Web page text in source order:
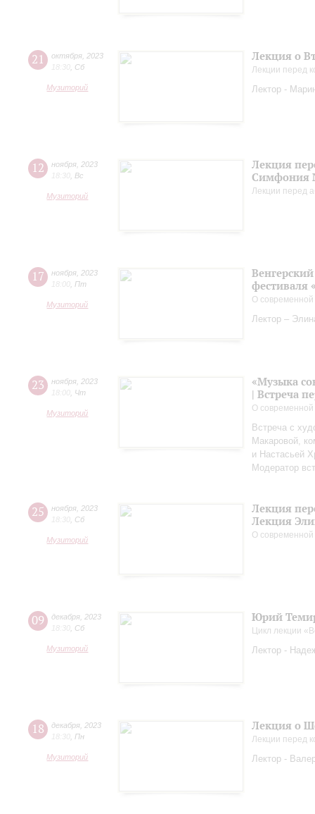
21 октября 2023
18:30 Сб
Музиторий
Лекция о
Лекции перед
Лектор -
12 ноября 2023
18:30 Вс
Музиторий
Лекция
Симфония
Лекции перед
17 ноября 2023
18:00 Пт
Музиторий
фестиваля
О
Лектор –
23 ноября 2023
18:00 Чт
Музиторий
«Музыка
| Встреча
О
Встреча с
Макаровой,
и Настасьей
Модератор
25 ноября 2023
18:30 Сб
Музиторий
Лекция
Лекция
О
09 декабря 2023
18:30 Сб
Музиторий
Юрий
Цикл лекции
Лектор -
18 декабря 2023
18:30 Пн
Музиторий
Лекция о
Лекции перед
Лектор -